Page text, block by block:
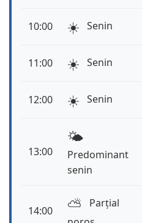
10:00 ☀️ Senin
11:00 ☀️ Senin
12:00 ☀️ Senin
13:00
🌤️
Predominant
senin
14:00 ⛅️
Parțial